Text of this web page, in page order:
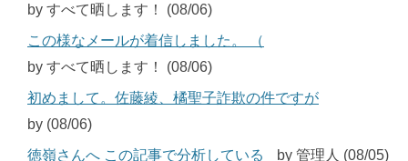
by すべて晒します！ (08/06)
この様なメールが着信しました。 （
by すべて晒します！ (08/06)
初めまして。佐藤綾、橘聖子詐欺の件ですが
by (08/06)
徳嶺さんへ この記事で分析している
by 管理人 (08/05)